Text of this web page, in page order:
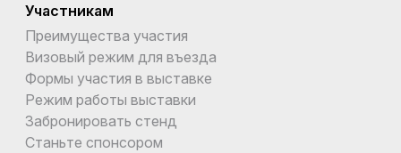
Участникам
Преимущества участия
Визовый режим для въезда
Формы участия в выставке
Режим работы выставки
Забронировать стенд
Станьте спонсором